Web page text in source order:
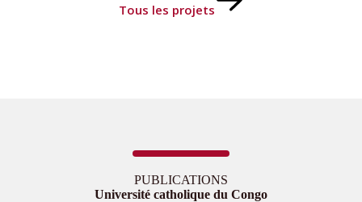
Tous les projets
PUBLICATIONS
Université catholique du Congo